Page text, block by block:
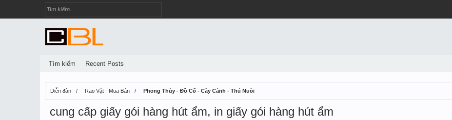
Diễn đàn Rao Vặt - Mua Bán Phong Thủy - Đồ Cổ - Cây Cảnh - Thú Nuôi
cung cấp giấy gói hàng hút ẩm, in giấy gói hàng hút ẩm
Tìm kiếm Recent Posts